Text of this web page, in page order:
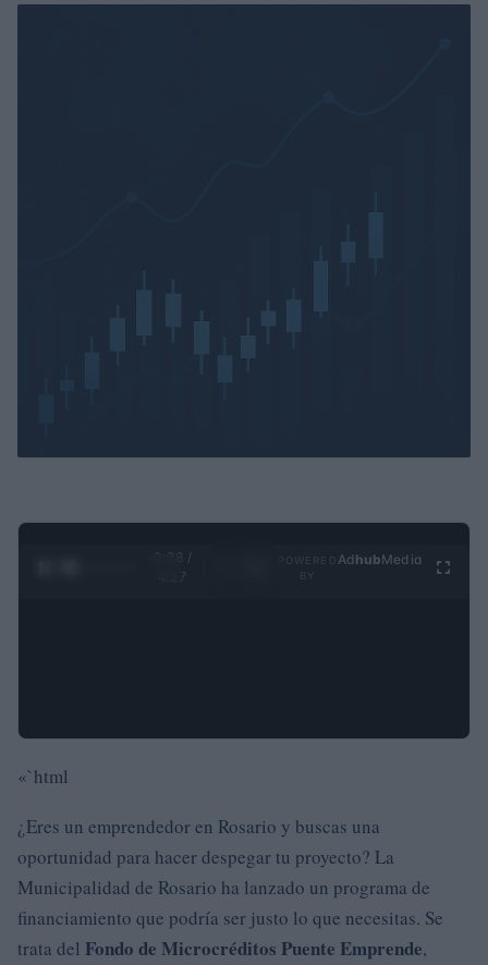
0:29 /
4:27
Ad hubMedia
«`html
¿Eres un emprendedor en Rosario y buscas una
oportunidad para hacer despegar tu proyecto? La
Municipalidad de Rosario ha lanzado un programa de
financiamiento que podría ser justo lo que necesitas. Se
trata del Fondo de Microcréditos Puente Emprende,